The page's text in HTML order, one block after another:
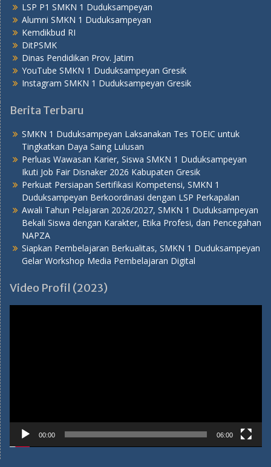
LSP P1 SMKN 1 Duduksampeyan
Alumni SMKN 1 Duduksampeyan
Kemdikbud RI
DitPSMK
Dinas Pendidikan Prov. Jatim
YouTube SMKN 1 Duduksampeyan Gresik
Instagram SMKN 1 Duduksampeyan Gresik
Berita Terbaru
SMKN 1 Duduksampeyan Laksanakan Tes TOEIC untuk
Tingkatkan Daya Saing Lulusan
Perluas Wawasan Karier, Siswa SMKN 1 Duduksampeyan
Ikuti Job Fair Disnaker 2026 Kabupaten Gresik
Perkuat Persiapan Sertifikasi Kompetensi, SMKN 1
Duduksampeyan Berkoordinasi dengan LSP Perkapalan
Awali Tahun Pelajaran 2026/2027, SMKN 1 Duduksampeyan
Bekali Siswa dengan Karakter, Etika Profesi, dan Pencegahan
NAPZA
Siapkan Pembelajaran Berkualitas, SMKN 1 Duduksampeyan
Gelar Workshop Media Pembelajaran Digital
Video Profil (2023)
00:00 06:00